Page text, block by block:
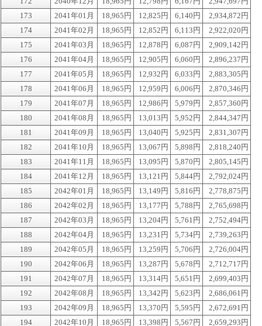
173
2041年01月 18,965円 12,825円 6,140円
2,934,872円
174
2041年02月 18,965円 12,852円 6,113円
2,922,020円
175
2041年03月 18,965円 12,878円 6,087円
2,909,142円
176
2041年04月 18,965円 12,905円 6,060円
2,896,237円
177
2041年05月 18,965円 12,932円 6,033円
2,883,305円
178
2041年06月 18,965円 12,959円 6,006円
2,870,346円
179
2041年07月 18,965円 12,986円 5,979円
2,857,360円
180
2041年08月 18,965円 13,013円 5,952円
2,844,347円
181
2041年09月 18,965円 13,040円 5,925円
2,831,307円
182
2041年10月 18,965円 13,067円 5,898円
2,818,240円
183
2041年11月 18,965円 13,095円 5,870円
2,805,145円
184
2041年12月 18,965円 13,121円 5,844円
2,792,024円
185
2042年01月 18,965円 13,149円 5,816円
2,778,875円
186
2042年02月 18,965円 13,177円 5,788円
2,765,698円
187
2042年03月 18,965円 13,204円 5,761円
2,752,494円
188
2042年04月 18,965円 13,231円 5,734円
2,739,263円
189
2042年05月 18,965円 13,259円 5,706円
2,726,004円
190
2042年06月 18,965円 13,287円 5,678円
2,712,717円
191
2042年07月 18,965円 13,314円 5,651円
2,699,403円
192
2042年08月 18,965円 13,342円 5,623円
2,686,061円
193
2042年09月 18,965円 13,370円 5,595円
2,672,691円
194
2042年10月 18,965円 13,398円 5,567円
2,659,293円